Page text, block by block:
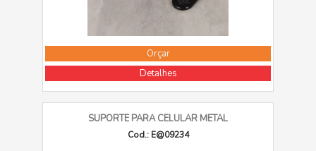
Orçar
Detalhes
SUPORTE PARA CELULAR METAL
Cod.: E@09234